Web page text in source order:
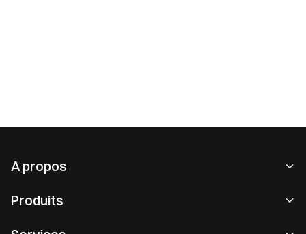
A propos
Produits